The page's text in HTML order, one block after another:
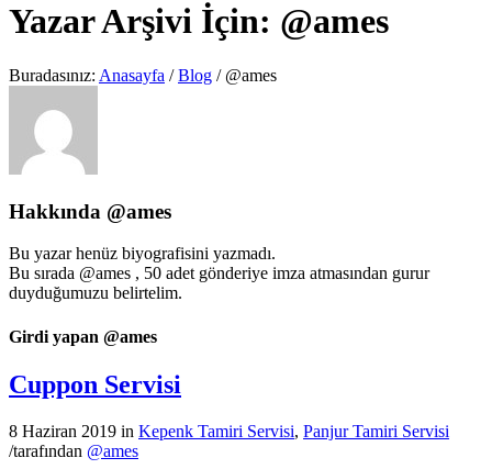
Yazar Arşivi İçin: @ames
Buradasınız: Anasayfa / Blog / @ames
Hakkında @ames
Bu yazar henüz biyografisini yazmadı.
Bu sırada @ames , 50 adet gönderiye imza atmasından gurur
duyduğumuzu belirtelim.
Girdi yapan @ames
Cuppon Servisi
8 Haziran 2019 in Kepenk Tamiri Servisi, Panjur Tamiri Servisi
/tarafından @ames